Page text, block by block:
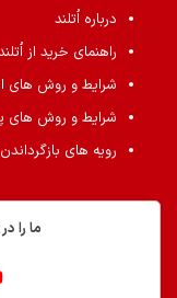
درباره اُتلند
راهنمای خرید از
شرایط و روش های
شرایط و روش های
رویه های بازگرداندن
ما را